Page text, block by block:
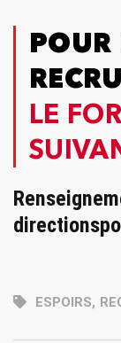
POUR
LE
ESPOIRS,